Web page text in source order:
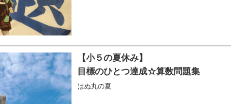
【小５の夏休み】
目標のひとつ達成☆算数問題集
はぬ丸の夏